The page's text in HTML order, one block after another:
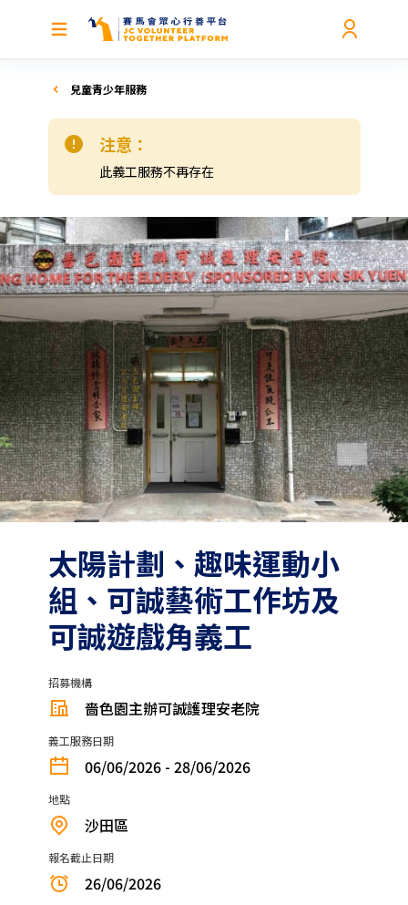
兒童青少年服務
注意：
此義工服務不再存在
太陽計劃、趣味運動小
組、可誠藝術工作坊及
可誠遊戲角義工
招募機構
嗇色園主辦可誠護理安老院
義工服務日期
06/06/2026 - 28/06/2026
地點
沙田區
報名截止日期
26/06/2026